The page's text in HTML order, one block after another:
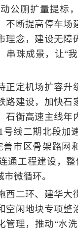
公厕扩量提标
不断提高停车场
理念，建设无障
串珠成景，让“
定机场扩容升
路建设，加快石
石衡高速主线年
号线二期北段加
市区骨架路网
通工程建设，
微循环。
二环、建华大
空闲地块专项整
管理，推动“水